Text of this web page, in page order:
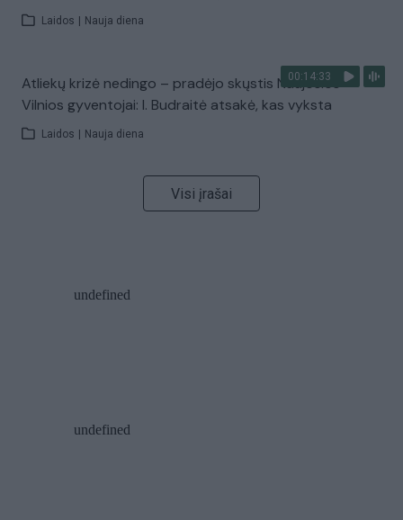
Laidos Nauja diena
00:14:33
Atliekų krizė nedingo – pradėjo skųstis Naujosios
Vilnios gyventojai: I. Budraitė atsakė, kas vyksta
Laidos Nauja diena
Visi įrašai